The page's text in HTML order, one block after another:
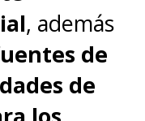
, además
de
de